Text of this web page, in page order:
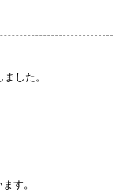
した。
す。